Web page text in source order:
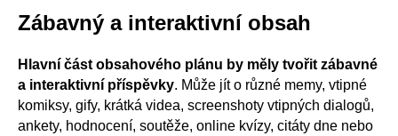
Zábavný a interaktivní obsah
Hlavní část obsahového plánu by měly tvořit zábavné
a interaktivní příspěvky. Může jít o různé memy, vtipné
komiksy, gify, krátká videa, screenshoty vtipných dialogů,
ankety, hodnocení, soutěže, online kvízy, citáty dne nebo